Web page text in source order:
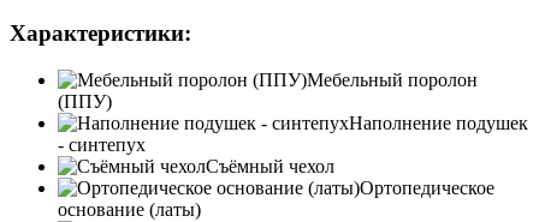
Характеристики:
Мебельный поролон
(ППУ)
Наполнение подушек
- синтепух
Съёмный чехол
Ортопедическое
основание (латы)